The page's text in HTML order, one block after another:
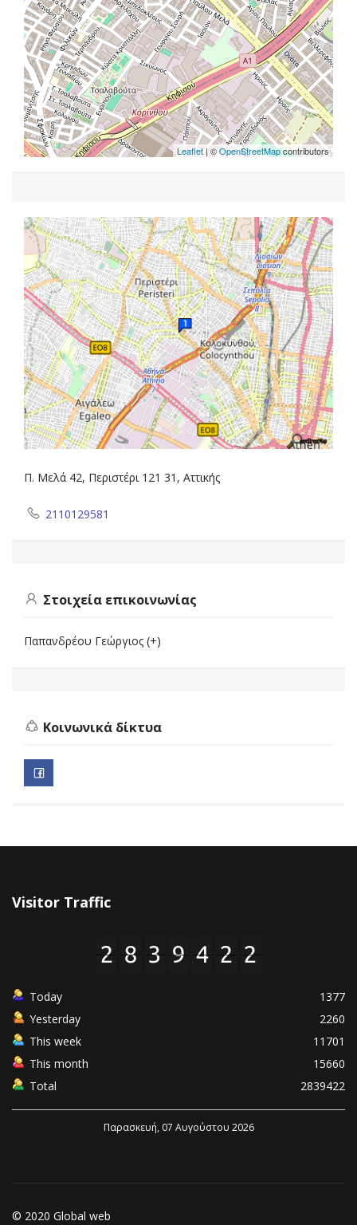
Leaflet| ©OpenStreetMapcontributors
Π. Μελά 42, Περιστέρι 121 31, Αττικής
2110129581
Στοιχεία επικοινωνίας
Παπανδρέου Γεώργιος (+)
Κοινωνικά δίκτυα
Visitor Traffic
Today
1377
Yesterday
2260
This week
11701
This month
15660
Total
2839422
Παρασκευή, 07 Αυγούστου 2026
© 2020 Global web